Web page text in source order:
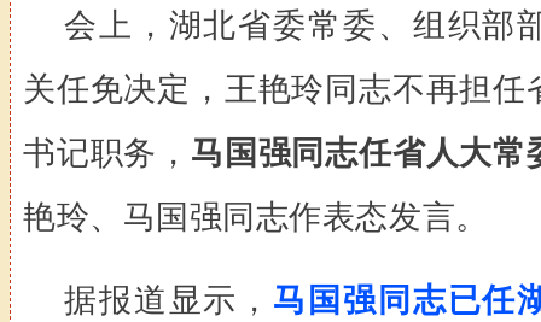
会上，湖北省委常委、组织部
关任免决定，王艳玲同志不再担
书记职务， 马国强同志任省人大常
艳玲、马国强同志作表态发言。
据报道显示， 马国强同志已任